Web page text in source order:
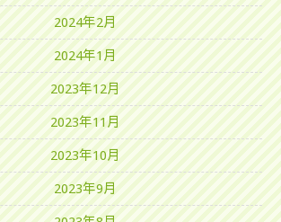
2024年2月
2024年1月
2023年12月
2023年11月
2023年10月
2023年9月